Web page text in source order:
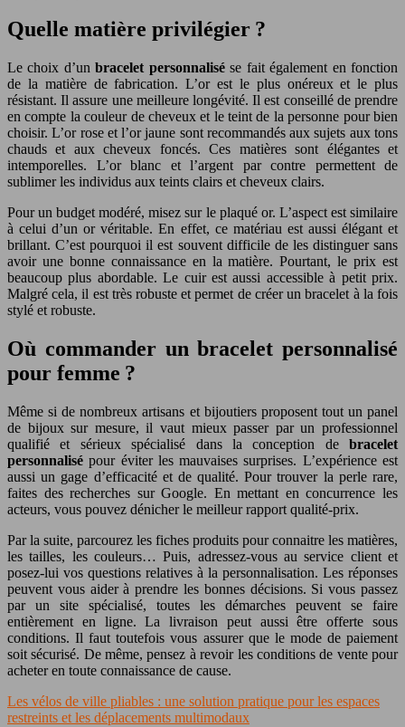
Quelle matière privilégier ?
Le choix d’unbracelet personnalisése fait également en fonction
de la matière de fabrication. L’or est le plus onéreux et le plus
résistant. Il assure une meilleure longévité. Il est conseillé de prendre
en compte la couleur de cheveux et le teint de la personne pour bien
choisir. L’or rose et l’or jaune sont recommandés aux sujets aux tons
chauds et aux cheveux foncés. Ces matières sont élégantes et
intemporelles. L’or blanc et l’argent par contre permettent de
sublimer les individus aux teints clairs et cheveux clairs.
Pour un budget modéré, misez sur le plaqué or. L’aspect est similaire
à celui d’un or véritable. En effet, ce matériau est aussi élégant et
brillant. C’est pourquoi il est souvent difficile de les distinguer sans
avoir une bonne connaissance en la matière. Pourtant, le prix est
beaucoup plus abordable. Le cuir est aussi accessible à petit prix.
Malgré cela, il est très robuste et permet de créer un bracelet à la fois
stylé et robuste.
Où commander un bracelet personnalisé
pour femme ?
Même si de nombreux artisans et bijoutiers proposent tout un panel
de bijoux sur mesure, il vaut mieux passer par un professionnel
qualifié et sérieux spécialisé dans la conception de bracelet
personnalisé pour éviter les mauvaises surprises. L’expérience est
aussi un gage d’efficacité et de qualité. Pour trouver la perle rare,
faites des recherches sur Google. En mettant en concurrence les
acteurs, vous pouvez dénicher le meilleur rapport qualité-prix.
Par la suite, parcourez les fiches produits pour connaitre les matières,
les tailles, les couleurs… Puis, adressez-vous au service client et
posez-lui vos questions relatives à la personnalisation. Les réponses
peuvent vous aider à prendre les bonnes décisions. Si vous passez
par un site spécialisé, toutes les démarches peuvent se faire
entièrement en ligne. La livraison peut aussi être offerte sous
conditions. Il faut toutefois vous assurer que le mode de paiement
soit sécurisé. De même, pensez à revoir les conditions de vente pour
acheter en toute connaissance de cause.
Les vélos de ville pliables : une solution pratique pour les espaces
restreints et les déplacements multimodaux